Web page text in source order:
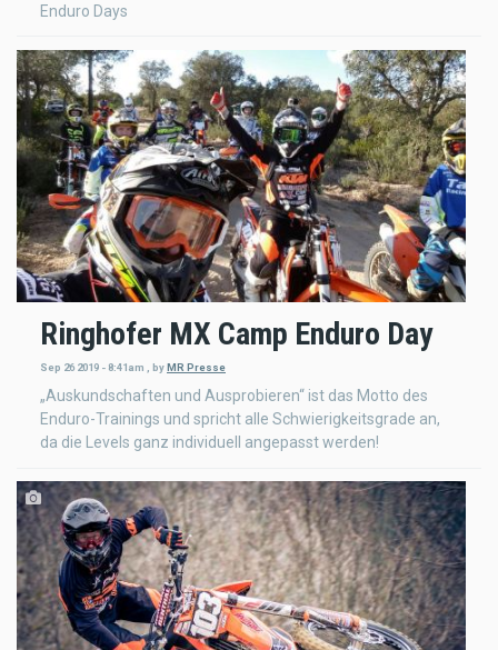
Enduro Days
Ringhofer MX Camp Enduro Day
Sep 26 2019 - 8:41am byMR Presse
„Auskundschaften und Ausprobieren“ ist das Motto des
Enduro-Trainings und spricht alle Schwierigkeitsgrade an,
da die Levels ganz individuell angepasst werden!